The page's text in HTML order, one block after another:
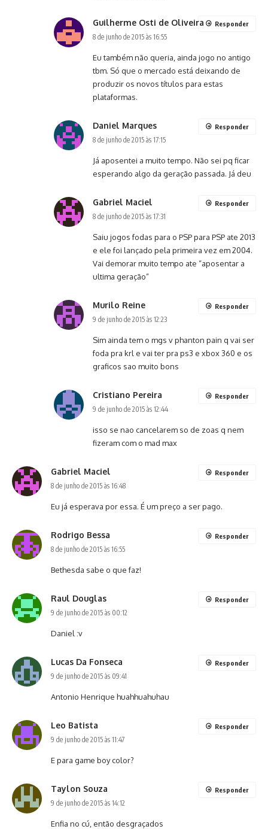
Guilherme Osti de Oliveira
8 de junho de 2015 às 16:55
Eu também não queria, ainda jogo no antigo
tbm. Só que o mercado está deixando de
produzir os novos títulos para estas
plataformas.
Responder
Daniel Marques
8 de junho de 2015 às 17:15
Já aposentei a muito tempo. Não sei pq ficar
esperando algo da geração passada. Já deu
Responder
Gabriel Maciel
8 de junho de 2015 às 17:31
Saiu jogos fodas para o PSP para PSP ate 2013
e ele foi lançado pela primeira vez em 2004.
Vai demorar muito tempo ate “aposentar a
ultima geração”
Responder
Murilo Reine
9 de junho de 2015 às 12:23
Sim ainda tem o mgs v phanton pain q vai ser
foda pra krl e vai ter pra ps3 e xbox 360 e os
graficos sao muito bons
Responder
Cristiano Pereira
9 de junho de 2015 às 12:44
isso se nao cancelarem so de zoas q nem
fizeram com o mad max
Responder
Gabriel Maciel
8 de junho de 2015 às 16:48
Eu já esperava por essa. É um preço a ser pago.
Responder
Rodrigo Bessa
8 de junho de 2015 às 16:55
Bethesda sabe o que faz!
Responder
Raul Douglas
9 de junho de 2015 às 00:12
Daniel :v
Responder
Lucas Da Fonseca
9 de junho de 2015 às 09:41
Antonio Henrique huahhuahuhau
Responder
Leo Batista
9 de junho de 2015 às 11:47
E para game boy color?
Responder
Taylon Souza
9 de junho de 2015 às 14:12
Enfia no cú, então desgraçados
Responder